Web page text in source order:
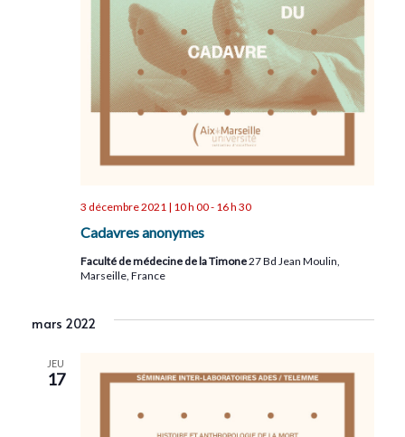
Cadavres anonymes
3 décembre 2021 | 10 h 00- 16 h 30
Faculté de médecine de la Timone27 Bd Jean Moulin,
Marseille, France
mars 2022
JEU
17